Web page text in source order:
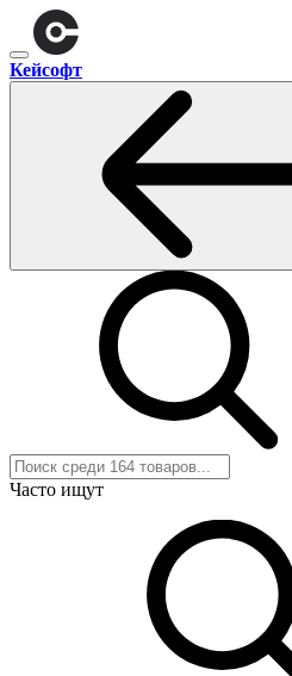
Кейсофт
Часто ищут